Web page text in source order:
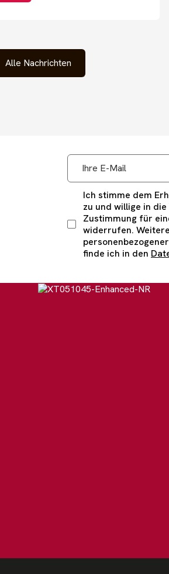
Alle Nachrichten
Ich stimme dem
zu und willige in
Zustimmung für
widerrufen.
finde ich in den